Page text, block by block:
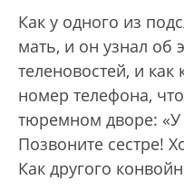
Как у одного из
мать, и он узнал об
теленовостей, и
номер телефона,
тюремном дворе:
Позвоните сестре!
Как другого